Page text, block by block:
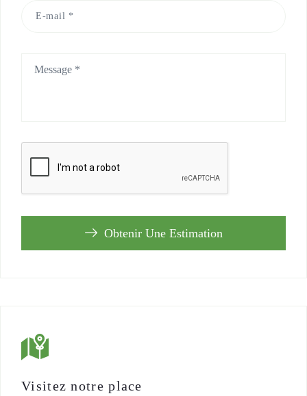
Obtenir Une Estimation
Visitez notre place